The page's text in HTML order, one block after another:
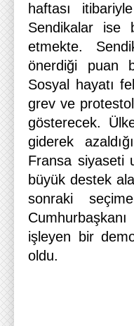
haftası
Sendikalar ise
etmekte.
önerdiği puan
Sosyal hayatı
grev ve
gösterecek.
giderek
Fransa siyaseti
büyük destek
sonraki
işleyen bir
oldu.